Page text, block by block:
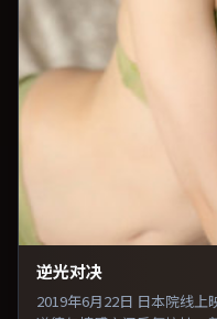
逆光对决
2019年6月22日 日本院线